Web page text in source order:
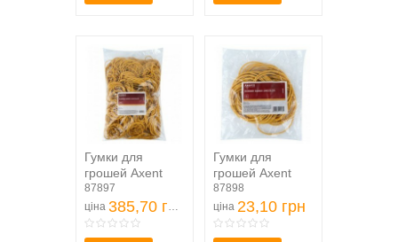
Гумки для
грошей Axent
Delta 1000 г,
Unicolor
87897
ціна 385,70 грн
Гумки для
грошей Axent
Delta D4630, 50
г, Unicolor
87898
ціна 23,10 грн